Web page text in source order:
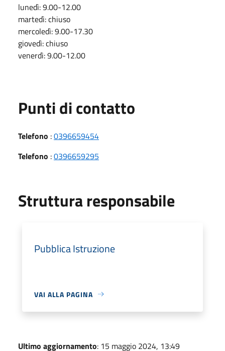
lunedì: 9.00-12.00
martedì: chiuso
mercoledì: 9.00-17.30
giovedì: chiuso
venerdì: 9.00-12.00
Punti di contatto
Telefono :0396659454
Telefono :0396659295
Struttura responsabile
Pubblica Istruzione
VAI ALLA PAGINA
Ultimo aggiornamento: 15 maggio 2024, 13:49